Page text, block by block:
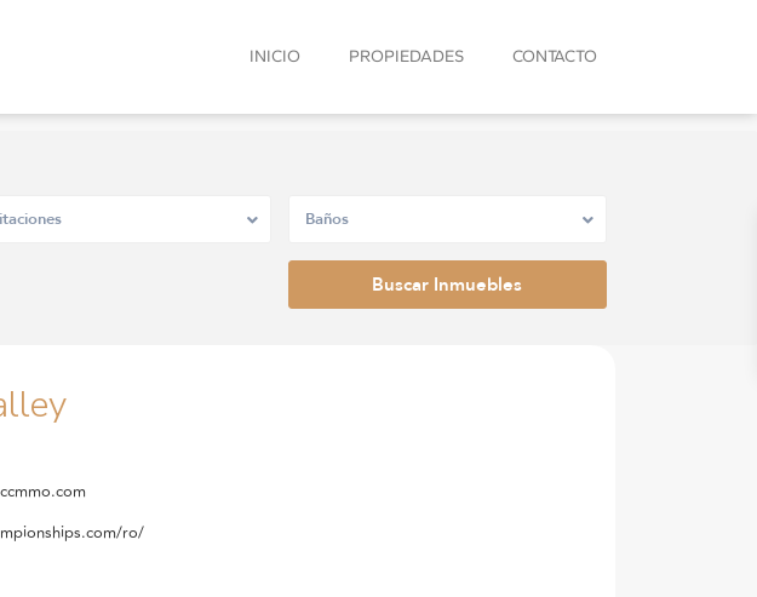
INICIO PROPIEDADES CONTACTO
Baños
ro/